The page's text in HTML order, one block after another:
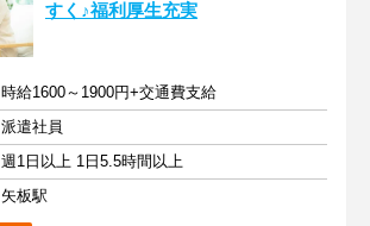
すく♪福利厚生充実
時給1600～1900円+交通費支給
派遣社員
週1日以上 1日5.5時間以上
矢板駅